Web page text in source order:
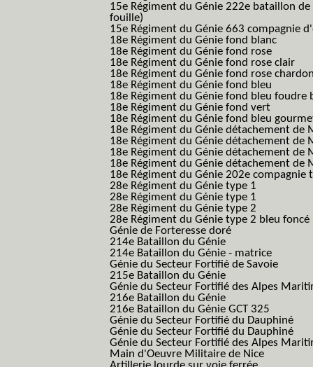
15e Régiment du Génie 222e bataillon
fouille)
15e Régiment du Génie 663 compagnie
18e Régiment du Génie fond blanc
18e Régiment du Génie fond rose
18e Régiment du Génie fond rose clair
18e Régiment du Génie fond rose
18e Régiment du Génie fond bleu
18e Régiment du Génie fond bleu foudre
18e Régiment du Génie fond vert
18e Régiment du Génie fond bleu
18e Régiment du Génie détachement de
18e Régiment du Génie détachement de
18e Régiment du Génie détachement de
18e Régiment du Génie détachement de
18e Régiment du Génie 202e compagnie
28e Régiment du Génie type 1
28e Régiment du Génie type 1
28e Régiment du Génie type 2
28e Régiment du Génie type 2 bleu foncé
Génie de Forteresse doré
214e Bataillon du Génie
214e Bataillon du Génie - matrice
Génie du Secteur Fortifié de Savoie
215e Bataillon du Génie
Génie du Secteur Fortifié des Alpes
216e Bataillon du Génie
216e Bataillon du Génie GCT 325
Génie du Secteur Fortifié du Dauphiné
Génie du Secteur Fortifié du Dauphiné
Génie du Secteur Fortifié des Alpes
Main d'Oeuvre Militaire de Nice